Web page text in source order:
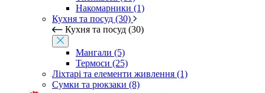
Накомарники (1)
Кухня та посуд (30)
Кухня та посуд (30)
Мангали (5)
Термоси (25)
Ліхтарі та елементи живлення (1)
Сумки та рюкзаки (8)